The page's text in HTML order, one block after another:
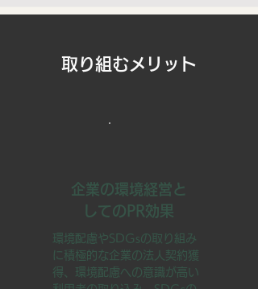
取り組むメリット
企業の環境経営と
してのPR効果
環境配慮やSDGsの取り組み
に積極的な企業の法人契約獲
得、環境配慮への意識が高い